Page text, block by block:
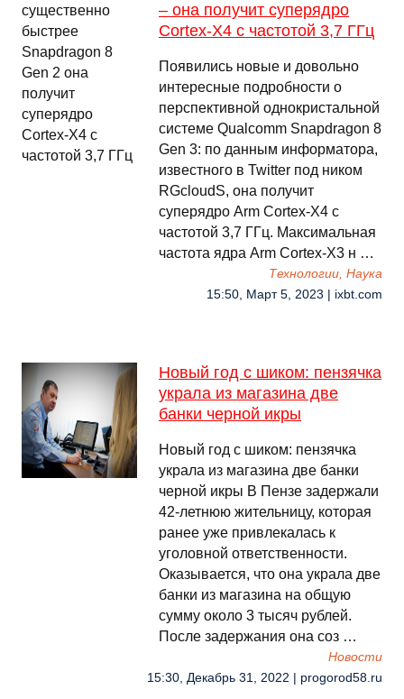
– она получит суперядро
Cortex-X4 с частотой 3,7 ГГц
Появились новые и довольно
интересные подробности о
перспективной однокристальной
системе Qualcomm Snapdragon 8
Gen 3: по данным информатора,
известного в Twitter под ником
RGcloudS, она получит
суперядро Arm Cortex-X4 с
частотой 3,7 ГГц. Максимальная
частота ядра Arm Cortex-X3 н …
Технологии, Наука
15:50, Март 5, 2023 | ixbt.com
Новый год с шиком: пензячка
украла из магазина две
банки черной икры
Новый год с шиком: пензячка
украла из магазина две банки
черной икры В Пензе задержали
42-летнюю жительницу, которая
ранее уже привлекалась к
уголовной ответственности.
Оказывается, что она украла две
банки из магазина на общую
сумму около 3 тысяч рублей.
После задержания она соз …
Новости
15:30, Декабрь 31, 2022 | progorod58.ru